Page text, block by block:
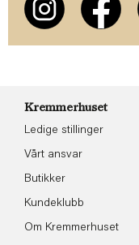
Kremmerhuset
Ledige stillinger
Vårt ansvar
Butikker
Kundeklubb
Om Kremmerhuset